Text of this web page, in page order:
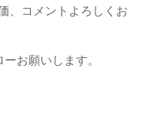
、コメントよろしくお
お願いします。